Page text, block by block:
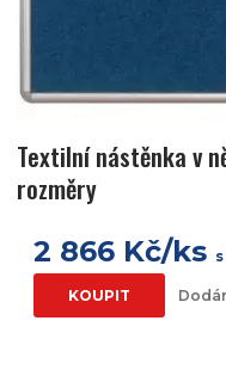
Textilní nástěnka v
rozměry
2 866 Kč/ks
KOUPIT